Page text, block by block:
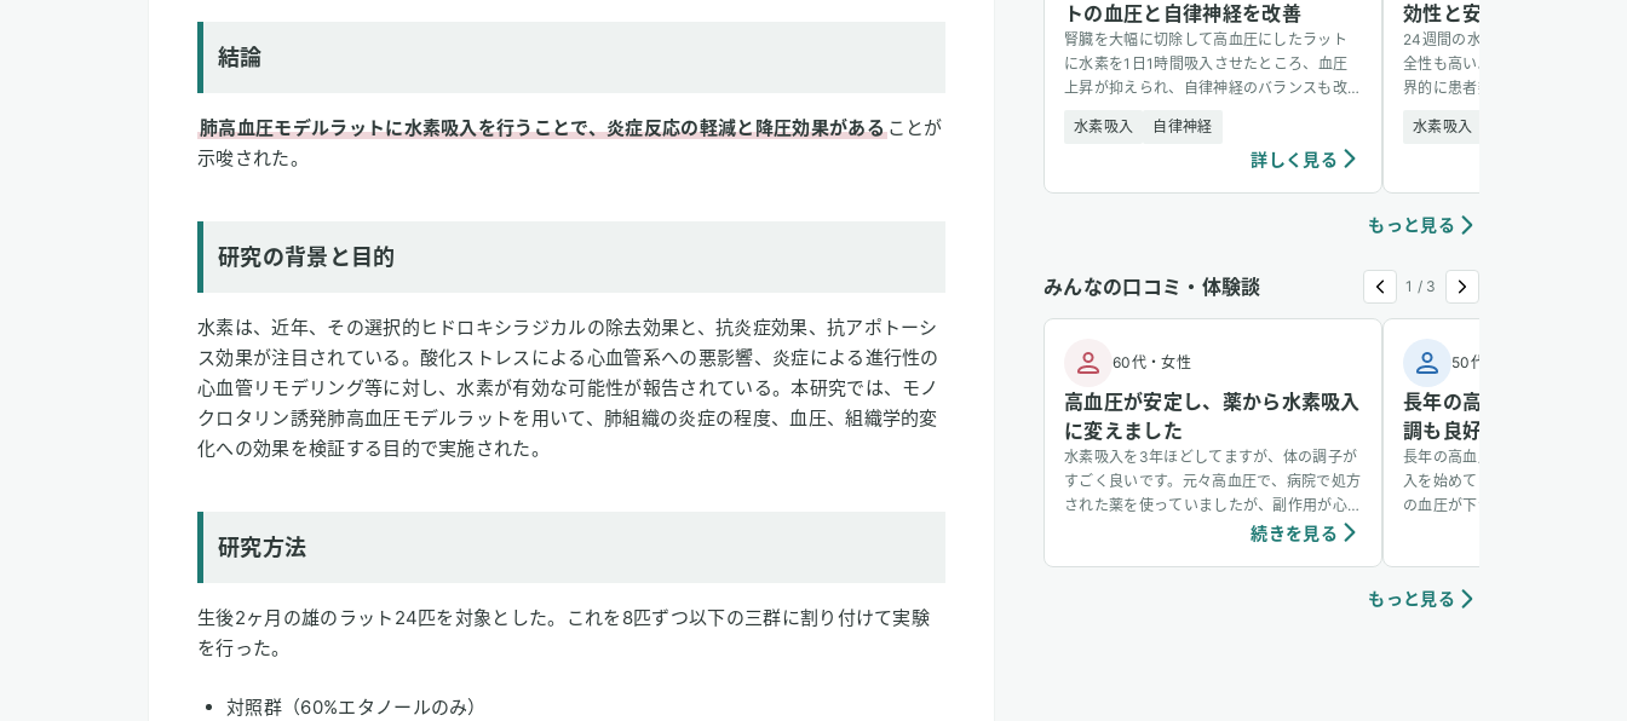
2 専門家のコメント
結論
肺高血圧モデルラットに水素吸入を行うことで、炎症反応の軽減と降圧効果があることが
示唆された。
研究の背景と目的
水素は、近年、その選択的ヒドロキシラジカルの除去効果と、抗炎症効果、抗アポトーシ
ス効果が注目されている。酸化ストレスによる心血管系への悪影響、炎症による進行性の
心血管リモデリング等に対し、水素が有効な可能性が報告されている。本研究では、モノ
クロタリン誘発肺高血圧モデルラットを用いて、肺組織の炎症の程度、血圧、組織学的変
化への効果を検証する目的で実施された。
研究方法
生後2ヶ月の雄のラット24匹を対象とした。これを8匹ずつ以下の三群に割り付けて実験
を行った。
対照群（60%エタノールのみ）
トの血圧と自律神経を改善
腎臓を大幅に切除して高血圧にしたラット
に水素を1日1時間吸入させたところ、血圧
上昇が抑えられ、自律神経のバランスも改
水素吸入
自律神経
詳しく見る
効性と安全性
24週間の水素吸入が高血圧管理
全性も高い。 研究の背景と目的
界的に患者数が増加しており、
いないという報告がある。酸化
水素吸入
もっと見る
みんなの口コミ・体験談 1 / 3
60代・女性
高血圧が安定し、薬から水素吸入
に変えました
水素吸入を3年ほどしてますが、体の調子が
すごく良いです。元々高血圧で、病院で処方
された薬を使っていましたが、副作用が心
配なので水素吸入に変えてみました。その
続きを見る
50代
長年の高血圧が安定し、
調も良好になりました
長年の高血圧に悩まされていた
入を始めてから血圧が徐々に安
の血圧が下がり、日中の体調も
もっと見る